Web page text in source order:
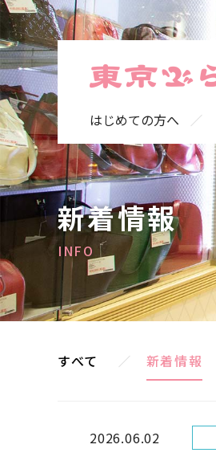
はじめての方へ
新着情報
INFO
すべて 新着情報
2026.06.02